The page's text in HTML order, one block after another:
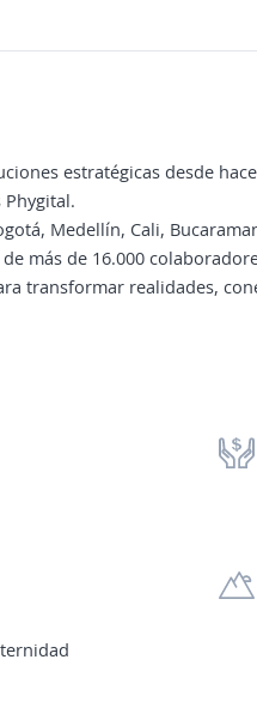
estratégicas desde
Medellín, Cali,
más de 16.000
transformar realidades,